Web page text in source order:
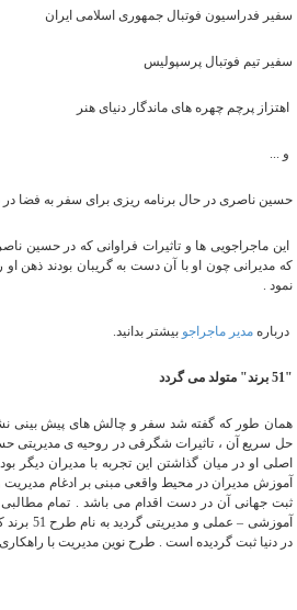
سفیر فدراسیون فوتبال جمهوری اسلامی ایران
سفیر تیم فوتبال پرسپولیس
اهتزاز پرچم چهره های ماندگار دنیای هنر
و ...
حسین ناصری در حال برنامه ریزی برای سفر به فضا در
این ماجراجویی ها و تاثیرات فراوانی که در حسین
که مدیرانی چون او با آن دست به گریبان بودند ذهن
نمود .
دربارهمدیر ماجراجو بیشتر بدانید.
"51 برند" متولد می گردد
همان طور که گفته شد سفر و چالش های پیش بینی
حل سریع آن ، تاثیرات شگرفی در روحیه ی مدیریتی
اصلی او در میان گذاشتن این تجربه با مدیران دیگر
آموزش مدیران در محیط واقعی مبنی بر ادغام مدیریت
ثبت جهانی آن در دست اقدام می باشد . تمام
آموزشی –
در دنیا ثبت گردیده است . طرح نوین مدیریت با